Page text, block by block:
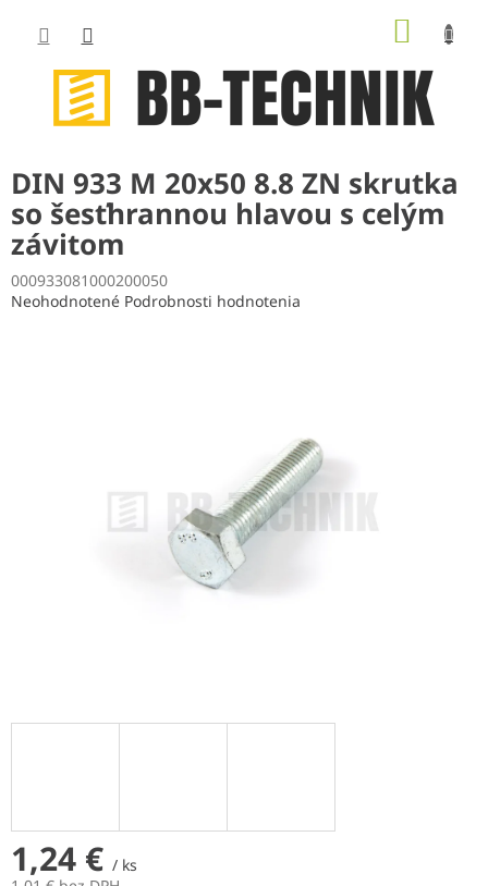
obsah
DIN 933 M 20x50 8.8 ZN skrutka
so šesťhrannou hlavou s celým
závitom
000933081000200050
Priemerné
Neohodnotené Podrobnosti hodnotenia
1,24 € / ks